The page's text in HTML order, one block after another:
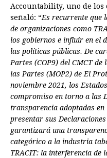
Accountability, uno de los
señaló: “Es recurrente que
de organizaciones como
los gobiernos e influir en el
las políticas públicas. De
Partes (COP9) del CMCT de
las Partes (MOP2) de El
noviembre 2021, los
compromiso en torno a las
transparencia adoptadas
presentar sus
garantizará una
categórico a la industria
TRACIT: la interferencia de